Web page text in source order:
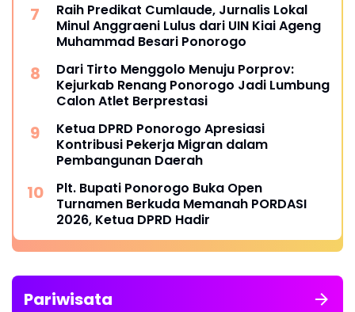
Raih Predikat Cumlaude, Jurnalis Lokal
Minul Anggraeni Lulus dari UIN Kiai Ageng
Muhammad Besari Ponorogo
Dari Tirto Menggolo Menuju Porprov:
Kejurkab Renang Ponorogo Jadi Lumbung
Calon Atlet Berprestasi
Ketua DPRD Ponorogo Apresiasi
Kontribusi Pekerja Migran dalam
Pembangunan Daerah
Plt. Bupati Ponorogo Buka Open
Turnamen Berkuda Memanah PORDASI
2026, Ketua DPRD Hadir
Pariwisata